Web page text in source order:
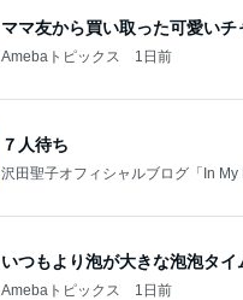
ママ友から買い取った可愛いチ
Amebaトピックス 1日前
７人待ち
沢田聖子オフィシャルブログ「In My
いつもより泡が大きな泡泡タイ
Amebaトピックス 1日前